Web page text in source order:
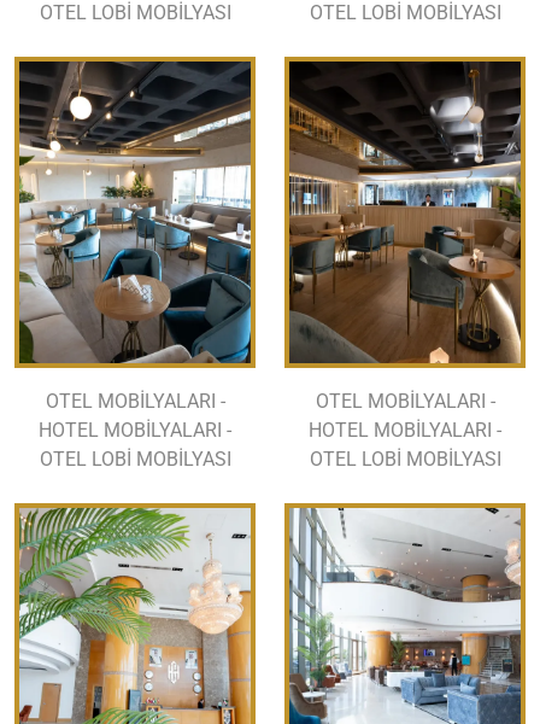
OTEL LOBİ MOBİLYASI
OTEL LOBİ MOBİLYASI
OTEL MOBİLYALARI -
HOTEL MOBİLYALARI -
OTEL LOBİ MOBİLYASI
OTEL MOBİLYALARI -
HOTEL MOBİLYALARI -
OTEL LOBİ MOBİLYASI